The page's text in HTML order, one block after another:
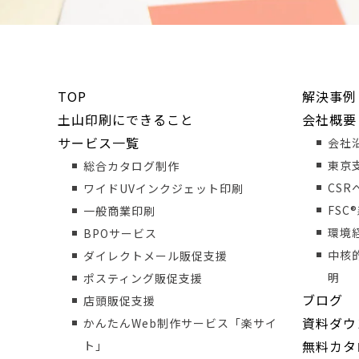
TOP
土山印刷にできること
サービス一覧
総合カタログ制作
ワイドUVインクジェット印刷
一般商業印刷
BPOサービス
ダイレクトメール販促支援
ポスティング販促支援
店頭販促支援
かんたんWeb制作サービス「楽サイ
ト」
解決事例
会社概要
会社
東京
CSR
環境
中核
明
ブログ
資料ダ
無料カ